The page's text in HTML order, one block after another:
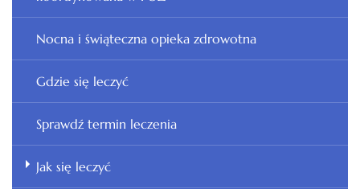
Nocna i świąteczna opieka zdrowotna
Gdzie się leczyć
Sprawdź termin leczenia
Jak się leczyć